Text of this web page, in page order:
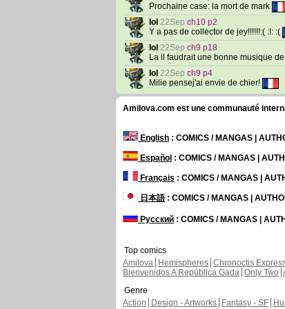
Prochaine case: la mort de mark
Iol 22Sep ch10 p2
Y a pas de collector de jey!!!!!!:( :!: :(
Iol 22Sep ch9 p18
La il faudrait une bonne musique
Iol 22Sep ch9 p4
Milie pensej'ai envie de chier!
Amilova.com est une communauté
English : COMICS / MANGAS |
Español : COMICS / MANGAS |
Français : COMICS / MANGAS |
日本語: COMICS / MANGAS |
Русский : COMICS / MANGAS |
Top comics
Amilova
Hemispheres Chronoctis
Bienvenidos A República Gada Only Two
Genre
Action
Design - Artworks Fantasy - SF